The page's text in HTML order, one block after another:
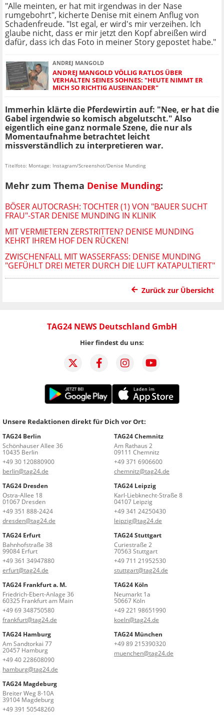
"Alle meinten, er hat mit irgendwas in der Nase
rumgebohrt", kicherte Denise mit einem Anflug von
Schadenfreude. "Ist egal, er wird's mir verzeihen. Ich
glaube nicht, dass er mir jetzt den Kopf abreißen wird
dafür, dass ich das Foto in meiner Story gepostet habe."
ANDREJ MANGOLD
ANDREJ MANGOLD VÖLLIG RATLOS ÜBER
VERHALTEN SEINES SOHNES: "HEUTE NIMMT ER
MICH SO RICHTIG AUSEINANDER"
Immerhin klärte die Pferdewirtin auf: "Nee, er hat die
Gabel irgendwie so komisch abgelutscht." Also
eigentlich eine ganz normale Szene, die nur als
Momentaufnahme betrachtet leicht
missverständlich zu interpretieren war.
Titelfoto: Montage: Instagram/Screenshot/Denise Munding
Mehr zum Thema Denise Munding:
BÖSER AUTOCRASH: TOCHTER (1) VON "BAUER SUCHT
FRAU"-STAR DENISE MUNDING IN KLINIK
MIT VERMIETERN ZERSTRITTEN? DENISE MUNDING
KEHRT IHREM HOF DEN RÜCKEN!
ZWISCHENFALL MIT WASSERFASS: DENISE MUNDING
"GEFÜHLT DREI METER DURCH DIE LUFT KATAPULTIERT"
Zurück zur Übersicht
TAG24 NEWS Deutschland GmbH
Hier findest du uns:
Unsere Redaktionen direkt für Dich vor Ort:
TAG24 Berlin
Schönhauser Allee 36
10435 Berlin
+49 30 120880900
berlin@tag24.de
TAG24 Chemnitz
Am Rathaus 2
09111 Chemnitz
+49 371 6906600
chemnitz@tag24.de
TAG24 Dresden
Ostra-Allee 18
01067 Dresden
+49 351 888-2424
dresden@tag24.de
TAG24 Leipzig
Karl-Liebknecht-Straße 8
04107 Leipzig
+49 341 24250430
leipzig@tag24.de
TAG24 Erfurt
Bahnhofstraße 38
99084 Erfurt
+49 361 34947880
erfurt@tag24.de
TAG24 Stuttgart
Curiestraße 2
70563 Stuttgart
+49 711 21952530
stuttgart@tag24.de
TAG24 Frankfurt a. M.
Friedrich-Ebert-Anlage 36
60325 Frankfurt am Main
+49 69 348750580
frankfurt@tag24.de
TAG24 Köln
Neumarkt 1a
50667 Köln
+49 221 98651990
koeln@tag24.de
TAG24 Hamburg
Am Sandtorkai 77
20457 Hamburg
+49 40 228608090
hamburg@tag24.de
TAG24 München
+49 89 215390320
muenchen@tag24.de
TAG24 Magdeburg
Breiter Weg 8-10A
39104 Magdeburg
+49 391 50548260